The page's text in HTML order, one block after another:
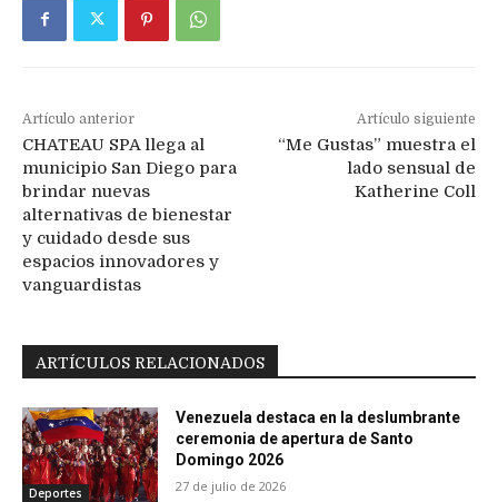
Artículo anterior
CHATEAU SPA llega al
municipio San Diego para
brindar nuevas
alternativas de bienestar
y cuidado desde sus
espacios innovadores y
vanguardistas
Artículo siguiente
“Me Gustas” muestra el
lado sensual de
Katherine Coll
ARTÍCULOS RELACIONADOS
Deportes
Venezuela destaca en la deslumbrante
ceremonia de apertura de Santo
Domingo 2026
27 de julio de 2026